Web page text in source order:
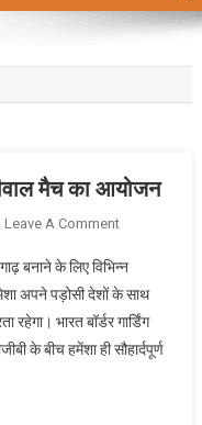
मैच का आयोजन
Leave A CommentOn
बांग्लादेश
के
बीच
मैत्री
बनाने के लिए विभिन्न
अपने पड़ोसी देशों के साथ
भारत बॉर्डर गार्डिंग
के बीच हमेंशा ही सौहार्दपूर्ण